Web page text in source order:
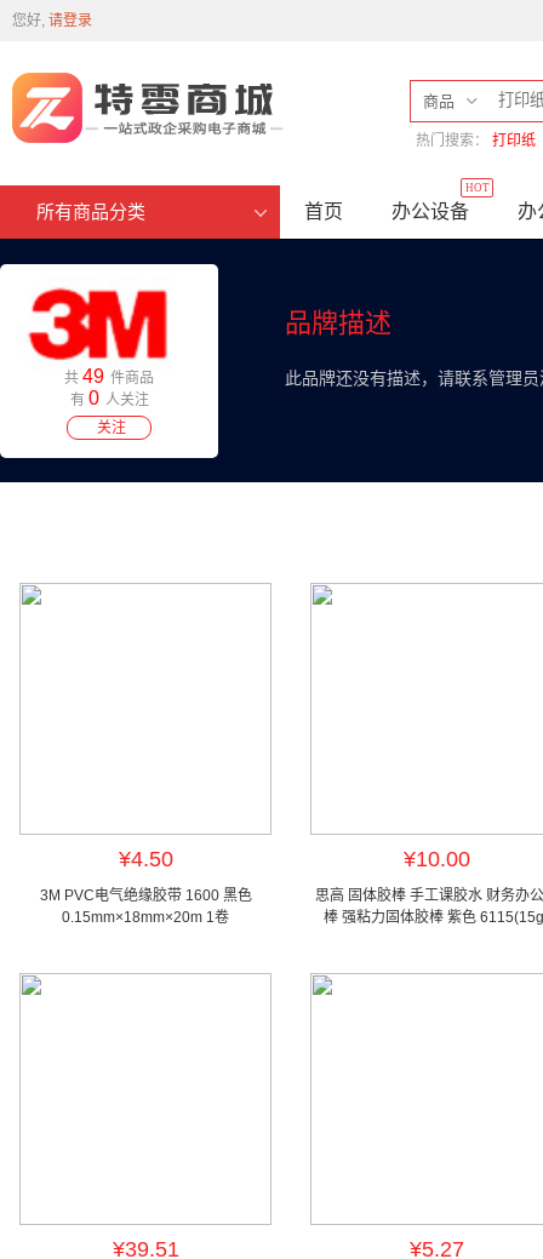
您好, 请登录
商品
热门搜索： 打印纸
所有商品分类 首页 办公设备
HOT
办
共 49 件商品
有 0 人关注
关注
品牌描述
此品牌还没有描述，请联系管理
¥4.50
3M PVC电气绝缘胶带 1600 黑色
0.15mm×18mm×20m 1卷
¥10.00
思高 固体胶棒 手工课胶水 财务办
棒 强粘力固体胶棒 紫色
¥39.51 ¥5.27